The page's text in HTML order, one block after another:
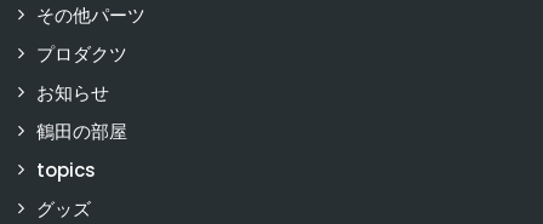
その他パーツ
プロダクツ
お知らせ
鶴田の部屋
topics
グッズ